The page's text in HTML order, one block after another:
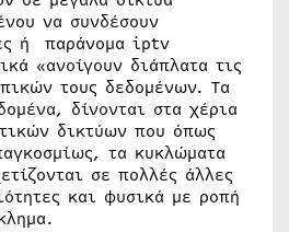
να συνδέσουν
ή παράνομα iptv
«ανοίγουν διάπλατα τις
τους δεδομένων. Τα
δίνονται στα χέρια
δικτύων που όπως
τα κυκλώματα
σε πολλές άλλες
και φυσικά με ροπή